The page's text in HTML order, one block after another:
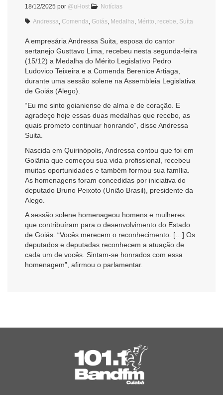
18/12/2025 por @uHost Notícias
Andressa Comenda Goiás Medalha Mérito recebe Suíta
A empresária Andressa Suita, esposa do cantor
sertanejo Gusttavo Lima, recebeu nesta segunda-feira
(15/12) a Medalha do Mérito Legislativo Pedro
Ludovico Teixeira e a Comenda Berenice Artiaga,
durante uma sessão solene na Assembleia Legislativa
de Goiás (Alego).
“Eu me sinto goianiense de alma e de coração. E
agradeço hoje essas duas medalhas que recebo, as
quais prometo continuar honrando”, disse Andressa
Suita.
Nascida em Quirinópolis, Andressa contou que foi em
Goiânia que começou sua vida profissional, recebeu
muitas oportunidades e também formou sua família.
As homenagens foram concedidas por iniciativa do
deputado Bruno Peixoto (União Brasil), presidente da
Alego.
A sessão solene homenageou homens e mulheres
que contribuíram para o desenvolvimento do Estado
de Goiás. “Vocês merecem o reconhecimento. […] Os
deputados e deputadas reconhecem a atuação de
cada um de vocês. Sintam-se honrados com essa
homenagem”, afirmou o parlamentar.